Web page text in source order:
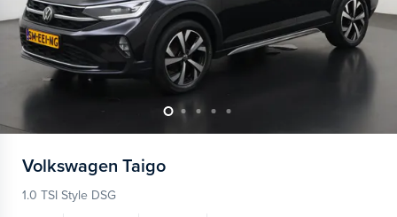
Volkswagen Taigo
1.0 TSI Style DSG